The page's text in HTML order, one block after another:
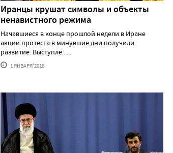
Иранцы крушат символы и объекты
ненавистного режима
Начавшиеся в конце прошлой недели в Иране
акции протеста в минувшие дни получили
развитие. Выступле......
1 ЯНВАРЯ'2018